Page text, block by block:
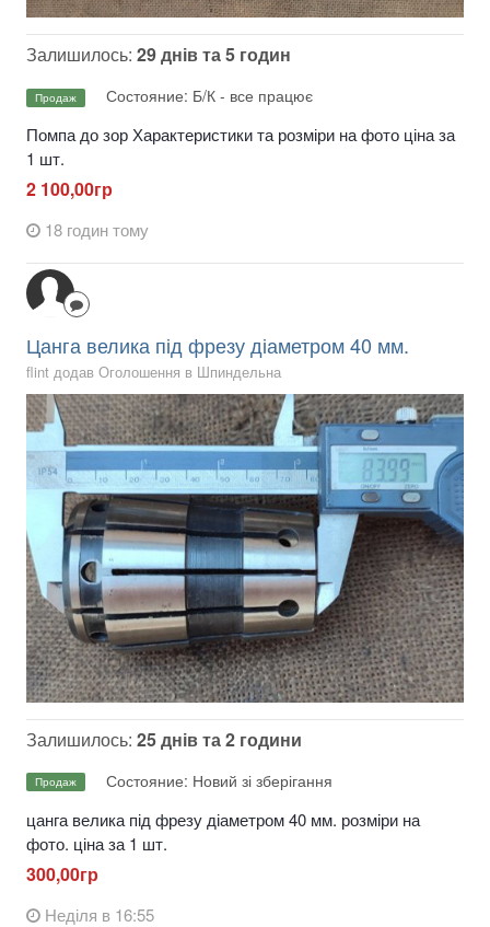
Залишилось: 29 днів та 5 годин
Продаж Состояние: Б/К - все працює
Помпа до зор Характеристики та розміри на фото ціна за
1 шт.
2 100,00гр
18 годин тому
Цанга велика під фрезу діаметром 40 мм.
flint додав Оголошення в Шпиндельна
Залишилось: 25 днів та 2 години
Продаж Состояние: Новий зі зберігання
цанга велика під фрезу діаметром 40 мм. розміри на
фото. ціна за 1 шт.
300,00гр
Неділя в 16:55